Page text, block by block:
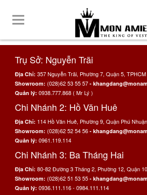
Trụ Sở: Nguyễn Trãi
Địa Chỉ: 357 Nguyễn Trãi, Phường 7, Quận 5, TPHCM
Showroom: (028)62 53 55 57 -
Quản lý: 0938.777.868 ( Mr Lý )
Chi Nhánh 2: Hồ Văn Huê
Địa Chỉ: 114 Hồ Văn Huê, Phường 9, Quận Phú
Showroom: (028)62 52 54 56 -
Quản lý: 0961.119.114
Chi Nhánh 3: Ba Tháng Hai
Địa Chỉ: 80-82 Đường 3 Tháng 2, Phường 12, Quận
Showroom: (028)62 51 53 55 -
Quản lý: 0936.111.116 - 0984.111.114